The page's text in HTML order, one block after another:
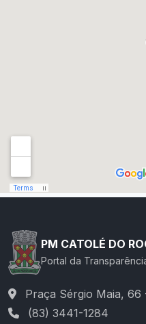
PM CATOLÉ DO
Portal da
Praça Sérgio Maia,
(83) 3441-1284